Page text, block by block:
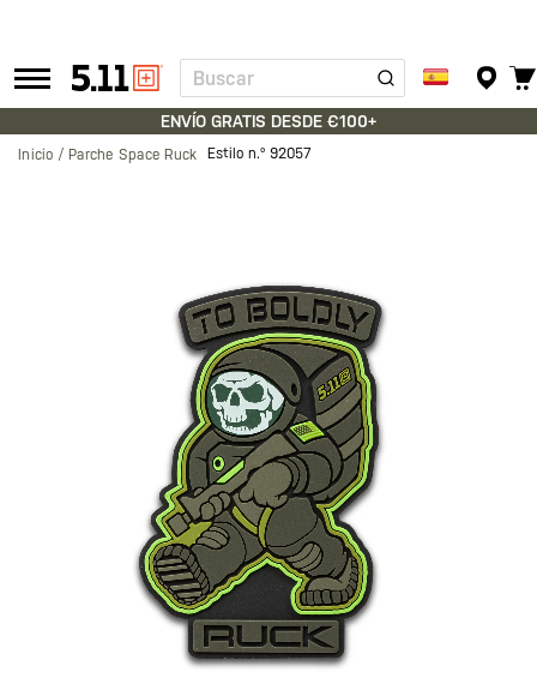
Tactical
Gear
Buscar
ENVÍO GRATIS DESDE €100+
Inicio Parche Space Ruck Estilo n.º 92057